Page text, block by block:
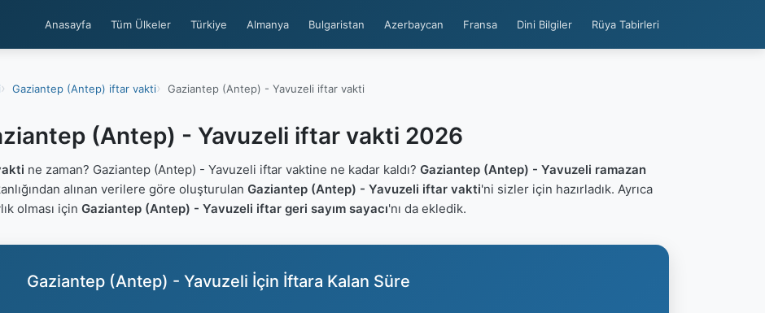
Anasayfa Tüm Ülkeler Türkiye Almanya Bulgaristan Azerbaycan Fransa Dini Bilgiler Rüya Tabirleri
Gaziantep (Antep) iftar vakti Gaziantep (Antep) - Yavuzeli iftar vakti
(Antep) - Yavuzeli iftar vakti 2026
ne zaman? Gaziantep (Antep) - Yavuzeli iftar vaktine ne kadar kaldı? Gaziantep (Antep) - Yavuzeli ramazan
alınan verilere göre oluşturulan Gaziantep (Antep) - Yavuzeli iftar vakti'ni sizler için hazırladık. Ayrıca
olması için Gaziantep (Antep) - Yavuzeli iftar geri sayım sayacı'nı da ekledik.
Gaziantep (Antep) - Yavuzeli İçin İftara Kalan Süre